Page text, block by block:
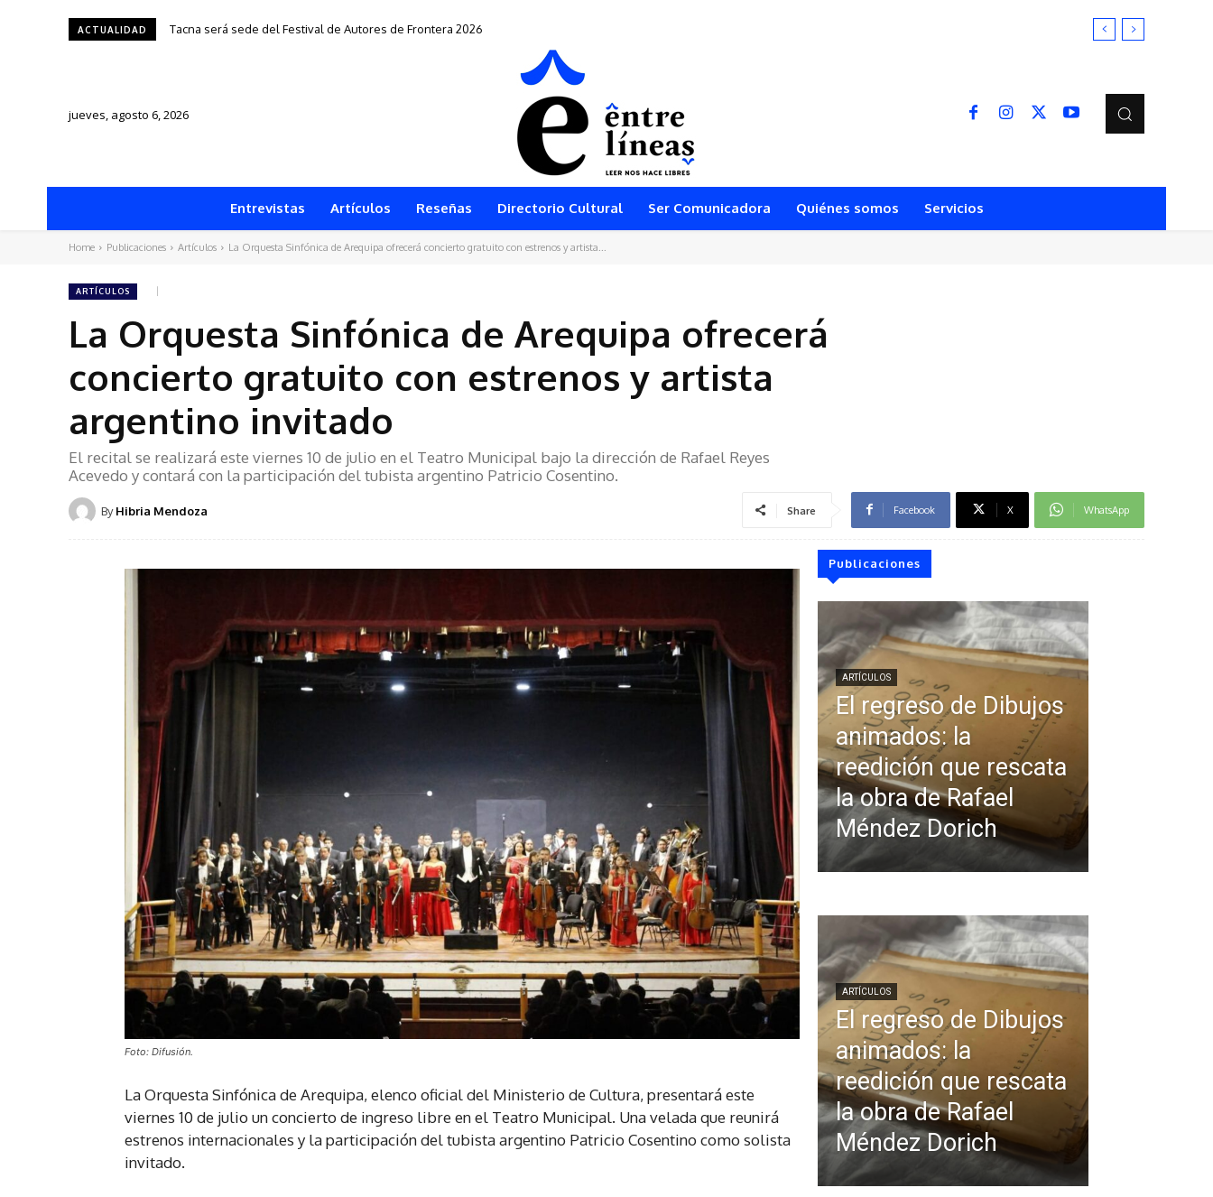
ACTUALIDAD Tacna será sede del Festival de Autores de Frontera 2026
Una silla, una historia y una ciudad: “1950” vuelve al teatro arequipeño
jueves, agosto 6, 2026
Entrevistas Artículos Reseñas Directorio Cultural Ser Comunicadora Quiénes somos Servicios
Home Publicaciones Artículos La Orquesta Sinfónica de Arequipa ofrecerá concierto gratuito con estrenos y artista...
ARTÍCULOS
La Orquesta Sinfónica de Arequipa ofrecerá
concierto gratuito con estrenos y artista
argentino invitado
El recital se realizará este viernes 10 de julio en el Teatro Municipal bajo la dirección de Rafael Reyes
Acevedo y contará con la participación del tubista argentino Patricio Cosentino.
By Hibria Mendoza Share Facebook X WhatsApp
Foto: Difusión.
La Orquesta Sinfónica de Arequipa, elenco oficial del Ministerio de Cultura, presentará este
viernes 10 de julio un concierto de ingreso libre en el Teatro Municipal. Una velada que reunirá
estrenos internacionales y la participación del tubista argentino Patricio Cosentino como solista
invitado.
Publicaciones
ARTÍCULOS
El regreso de Dibujos
animados: la
reedición que rescata
la obra de Rafael
Méndez Dorich
ARTÍCULOS
El regreso de Dibujos
animados: la
reedición que rescata
la obra de Rafael
Méndez Dorich